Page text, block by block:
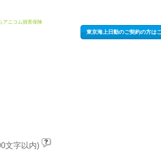
アニコム損害保険
東京海上日動のご契約の方は
文字以内)